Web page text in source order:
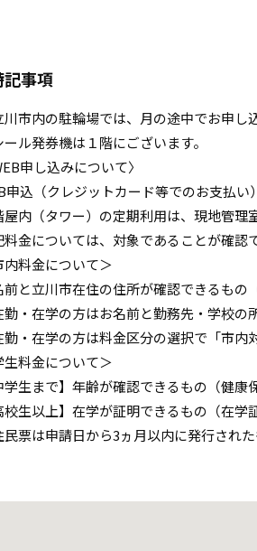
記事項
川市内の駐輪場では、月の途中でお申し
ール発券機は１階にございます。
申し込みについて〉
申込（クレジットカード等でのお支払い
屋内（タワー）の定期利用は、現地管理
料金については、対象であることが確認
内料金について＞
前と立川市在住の住所が確認できるもの
・在学の方はお名前と勤務先・学校の
・在学の方は料金区分の選択で「市内
生料金について＞
学生まで】年齢が確認できるもの（健康
校生以上】在学が証明できるもの（在学
票は申請日から3ヵ月以内に発行され